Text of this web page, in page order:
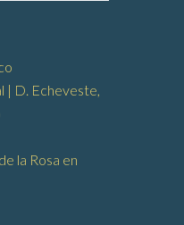
| D. Echeveste,
la Rosa en